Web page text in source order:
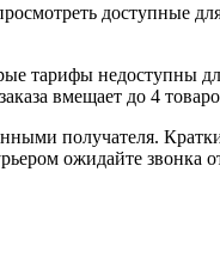
доступные
тарифы недоступны
вмещает до 4
получателя.
ожидайте звонка